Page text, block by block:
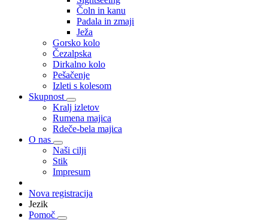
Čoln in kanu
Padala in zmaji
Ježa
Gorsko kolo
Čezalpska
Dirkalno kolo
Pešačenje
Izleti s kolesom
Skupnost
Kralj izletov
Rumena majica
Rdeče-bela majica
O nas
Naši cilji
Stik
Impresum
Nova registracija
Jezik
Pomoč